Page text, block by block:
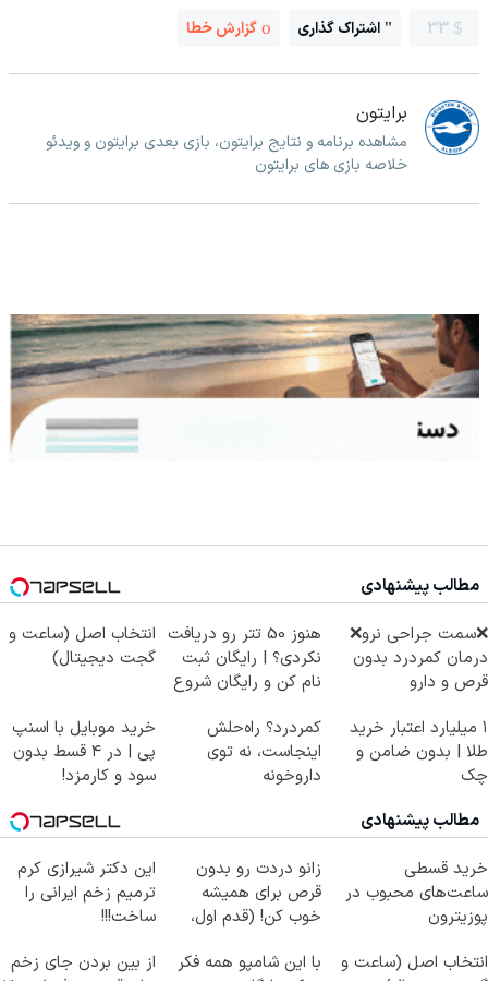
33 اشتراک گذاری گزارش خطا
برایتون
مشاهده برنامه و نتایج برایتون، بازی بعدی برایتون و ویدئو
خلاصه بازی های برایتون
مطالب پیشنهادی
❌سمت جراحی نرو❌
درمان کمردرد بدون
قرص و دارو
هنوز 50 تتر رو دریافت
نکردی؟ | رایگان ثبت
نام کن و رایگان شروع
انتخاب اصل (ساعت و
گجت دیجیتال)
۱ میلیارد اعتبار خرید
طلا | بدون ضامن و
چک
کمردرد؟ راه‌حلش
اینجاست، نه توی
داروخونه
خرید موبایل با اسنپ
پی | در ۴ قسط بدون
سود و کارمزد!
مطالب پیشنهادی
خرید قسطی
ساعت‌های محبوب در
پوزیترون
زانو دردت رو بدون
قرص برای همیشه
خوب کن! (قدم اول،
این دکتر شیرازی کرم
ترمیم زخم ایرانی را
ساخت!!!
انتخاب اصل (ساعت و
با این شامپو همه فکر
از بین بردن جای زخم